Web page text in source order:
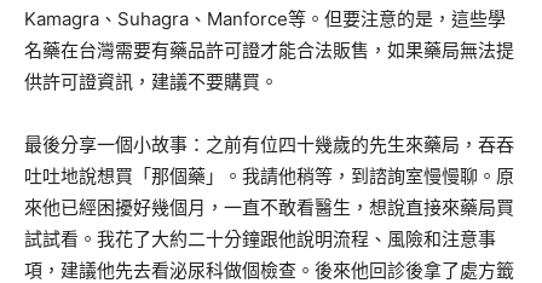
Kamagra、Suhagra、Manforce等。但要注意的是，這些學
名藥在台灣需要有藥品許可證才能合法販售，如果藥局無法提
供許可證資訊，建議不要購買。
最後分享一個小故事：之前有位四十幾歲的先生來藥局，吞吞
吐吐地說想買「那個藥」。我請他稍等，到諮詢室慢慢聊。原
來他已經困擾好幾個月，一直不敢看醫生，想說直接來藥局買
試試看。我花了大約二十分鐘跟他說明流程、風險和注意事
項，建議他先去看泌尿科做個檢查。後來他回診後拿了處方籤